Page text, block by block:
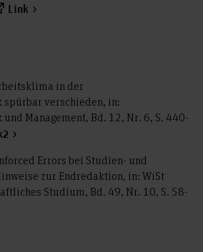
Link
in der
verschieden, in:
Management, Bd. 12, Nr. 6, S. 440-
Errors bei Studien- und
zur Endredaktion, in: WiSt
Studium, Bd. 49, Nr. 10, S. 58-